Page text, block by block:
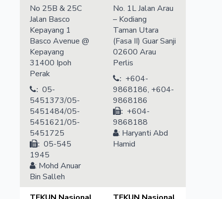
No 25B & 25C
Jalan Basco
Kepayang 1
Basco Avenue @
Kepayang
31400 Ipoh
Perak
: 05-
5451373/05-
5451484/05-
5451621/05-
5451725
: 05-545
1945
: Mohd Anuar
Bin Salleh
No. 1L Jalan Arau
– Kodiang
Taman Utara
(Fasa II) Guar Sanji
02600 Arau
Perlis
: +604-
9868186, +604-
9868186
: +604-
9868188
: Haryanti Abd
Hamid